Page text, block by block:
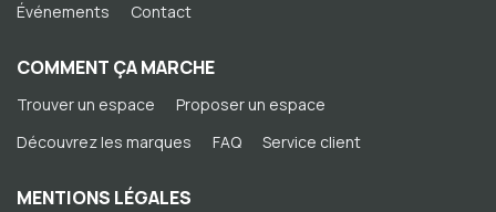
Événements
Contact
COMMENT ÇA MARCHE
Trouver un espace
Proposer un espace
Découvrez les marques
FAQ Service client
MENTIONS LÉGALES